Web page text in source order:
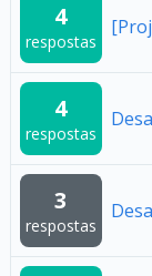
4
respostas
4
respostas
3
respostas